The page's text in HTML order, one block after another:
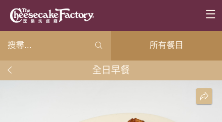
所有餐目
全日早餐